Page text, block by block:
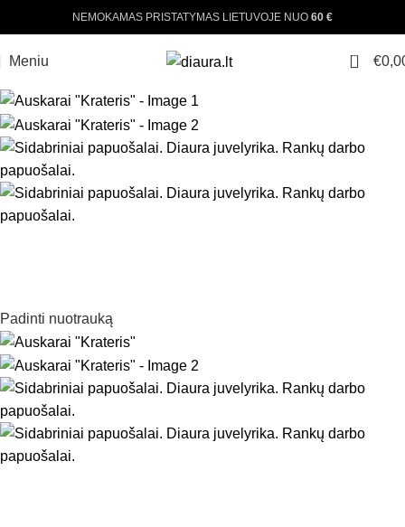
NEMOKAMAS PRISTATYMAS LIETUVOJE NUO 60 €
Meniu 0 €
Padinti nuotrauką